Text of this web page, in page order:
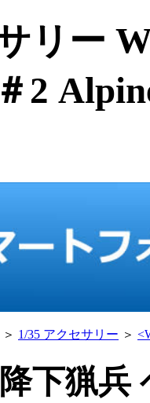
リー
2
＞ 1/35 アクセサリー ＞ <
下猟兵